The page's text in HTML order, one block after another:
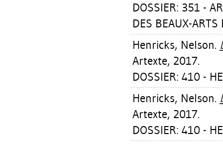
DOSSIER: 351 -
DES BEAUX-
Henricks, Nelson.
Artexte, 2017.
DOSSIER: 410 -
Henricks, Nelson.
Artexte, 2017.
DOSSIER: 410 -